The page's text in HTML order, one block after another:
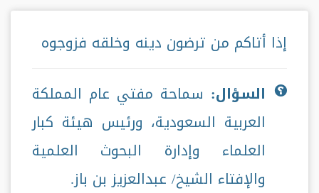
إذا أتاكم من ترضون دينه وخلقه فزوجوه
السؤال: سماحة مفتي عام المملكة
العربية السعودية، ورئيس هيئة كبار
العلماء وإدارة البحوث العلمية
والإفتاء الشيخ/ عبدالعزيز بن باز.